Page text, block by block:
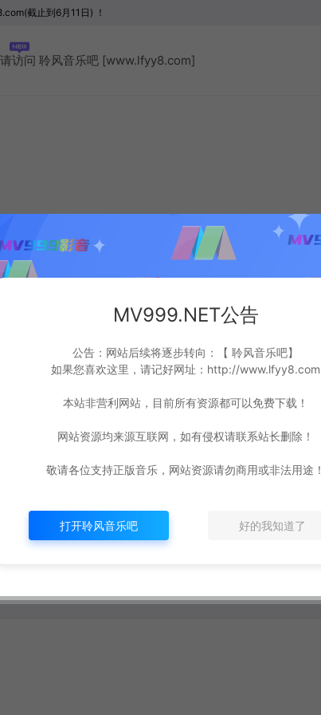
截止到6月11日) ！
访问 聆风音乐吧 [www.lfyy8.com]
320K/F
912
MV999.NET公告
公告：网站后续将逐步转向：【 聆风音乐吧】
如果您喜欢这里，请记好网址：http://www.lfyy8.com
本站非营利网站，目前所有资源都可以免费下载！
网站资源均来源互联网，如有侵权请联系站长删除！
敬请各位支持正版音乐，网站资源请勿商用或非法用途！
打开聆风音乐吧 好的我知道了